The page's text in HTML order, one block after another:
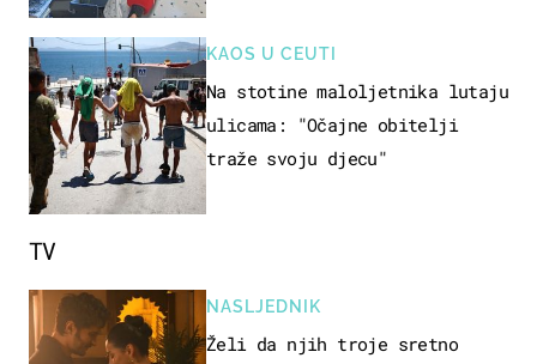
KAOS U CEUTI
Na stotine maloljetnika lutaju
ulicama: "Očajne obitelji
traže svoju djecu"
TV
NASLJEDNIK
Želi da njih troje sretno